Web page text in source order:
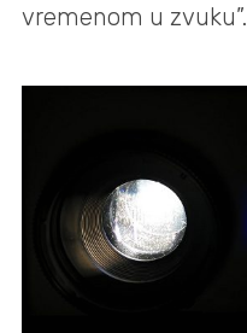
vremenom u zvuku”.